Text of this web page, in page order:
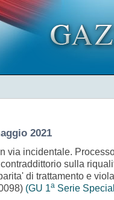
2021
via incidentale.
sulla
di trattamento e
(GU 1a Serie